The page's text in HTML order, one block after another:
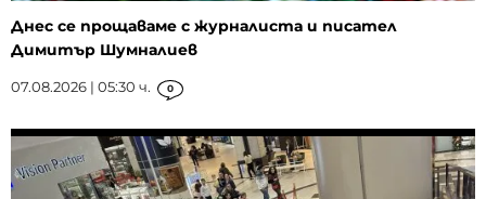
Днес се прощаваме с журналиста и писател
Димитър Шумналиев
07.08.2026 | 05:30 ч. 0